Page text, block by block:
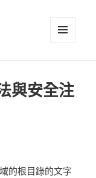
與安全注
的根目錄的文字